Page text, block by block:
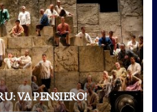
VA PENSIERO!